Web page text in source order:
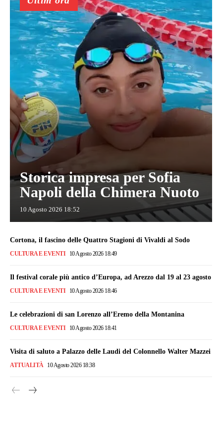
Storica impresa per Sofia
Napoli della Chimera Nuoto
10 Agosto 2026 18:52
Cortona, il fascino delle Quattro Stagioni di Vivaldi al Sodo
CULTURA E EVENTI 10 Agosto 2026 18:49
Il festival corale più antico d’Europa, ad Arezzo dal 19 al 23 agosto
CULTURA E EVENTI 10 Agosto 2026 18:46
Le celebrazioni di san Lorenzo all’Eremo della Montanina
CULTURA E EVENTI 10 Agosto 2026 18:41
Visita di saluto a Palazzo delle Laudi del Colonnello Walter Mazzei
ATTUALITÀ 10 Agosto 2026 18:38